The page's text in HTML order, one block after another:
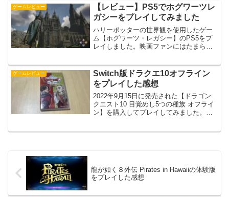
す。どんな感じ...
ゲームレビュー
【レビュー】PS5でホグワーツレ
ガシーをプレイしてみました
ハリーポッターの世界観を使用したゲー
ム【ホグワーツ・レガシー】のPS5をプ
レイしました。映画ファンにはたまらな
悪かった点でまとめてみました。良かっ
た点ホグワーツを冒険で...
ゲームレビュー
Switch版ドラクエ10オフライン
をプレイした感想
2022年9月15日に発売された【ドラゴン
クエスト10 目覚めし5つの種族 オフライ
ン】を購入してプレイしてみました。ド
龍が如く８外伝 Pirates in Hawaiiの体験版
をプレイした感想